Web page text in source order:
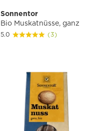
Sonnentor
Bio Muskatnüsse, ganz
5.0 (3)